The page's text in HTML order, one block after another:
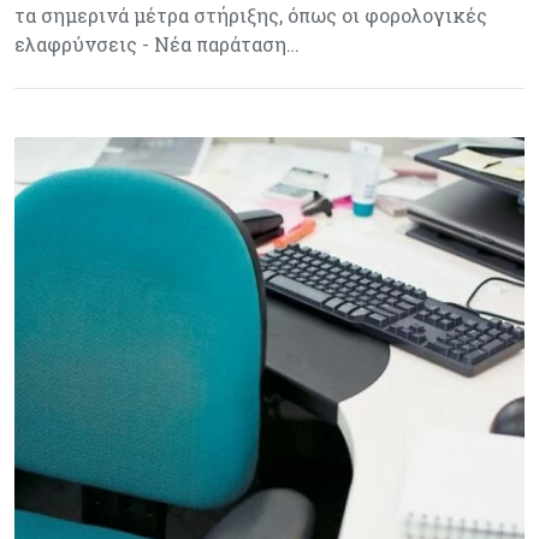
τα σημερινά μέτρα στήριξης, όπως οι φορολογικές
ελαφρύνσεις - Νέα παράταση…